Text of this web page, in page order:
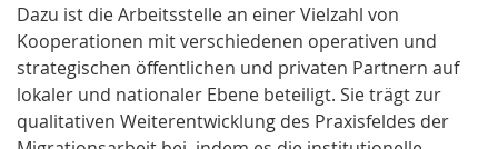
Dazu ist die Arbeitsstelle an einer Vielzahl von
Kooperationen mit verschiedenen operativen und
strategischen öffentlichen und privaten Partnern auf
lokaler und nationaler Ebene beteiligt. Sie trägt zur
qualitativen Weiterentwicklung des Praxisfeldes der